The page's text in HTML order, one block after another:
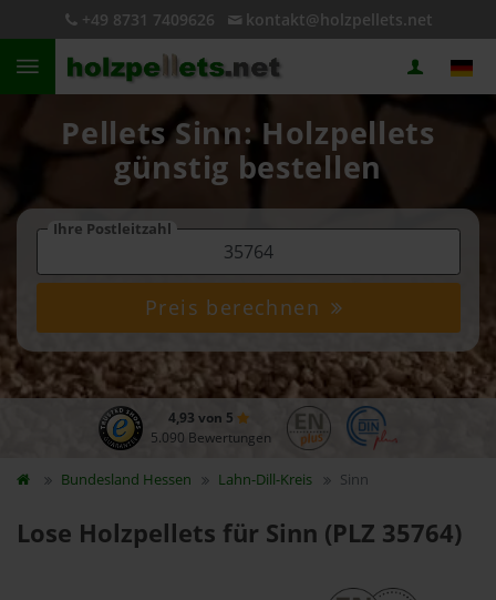
+49 8731 7409626 kontakt@holzpellets.net
Pellets Sinn: Holzpellets
günstig bestellen
Ihre Postleitzahl
Preis berechnen
4,93 von 5
5.090 Bewertungen
Bundesland Hessen Lahn-Dill-Kreis Sinn
Lose Holzpellets für Sinn (PLZ 35764)